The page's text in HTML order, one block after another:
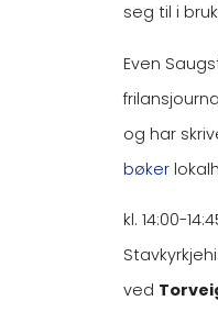
seg til i
Even
og har
bøker
kl. 14:00-
ved